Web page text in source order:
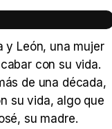
Tráiler 'Vida perra' (2026)
y León, una mujer
con su vida.
de una década,
su vida, algo que
su madre.